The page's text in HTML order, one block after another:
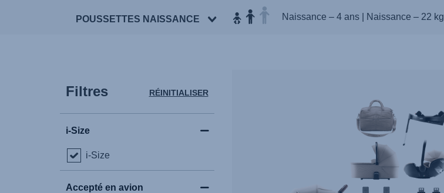
POUSSETTES NAISSANCE Naissance – 4 ans| Naissance – 22 kg
Filtres RÉINITIALISER
i-Size
i-Size
Accepté en avion